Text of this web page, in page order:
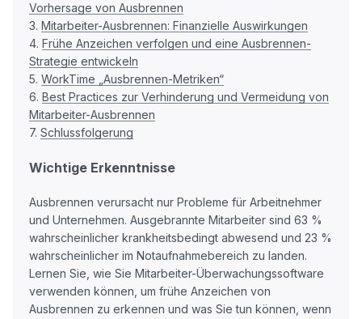
Vorhersage von Ausbrennen
3. Mitarbeiter-Ausbrennen: Finanzielle Auswirkungen
4. Frühe Anzeichen verfolgen und eine Ausbrennen-
Strategie entwickeln
5. WorkTime „Ausbrennen-Metriken“
6. Best Practices zur Verhinderung und Vermeidung von
Mitarbeiter-Ausbrennen
7. Schlussfolgerung
Wichtige Erkenntnisse
Ausbrennen verursacht nur Probleme für Arbeitnehmer
und Unternehmen. Ausgebrannte Mitarbeiter sind 63 %
wahrscheinlicher krankheitsbedingt abwesend und 23 %
wahrscheinlicher im Notaufnahmebereich zu landen.
Lernen Sie, wie Sie Mitarbeiter-Überwachungssoftware
verwenden können, um frühe Anzeichen von
Ausbrennen zu erkennen und was Sie tun können, wenn